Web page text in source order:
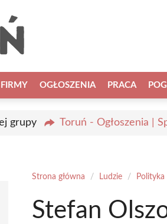
FIRMY OGŁOSZENIA PRACA
grupy Toruń - Ogłoszenia |
Strona główna / Ludzie /
Stefan